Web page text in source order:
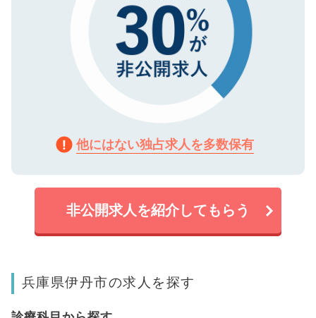
他にはない独占求人を多数保有
非公開求人を紹介してもらう
兵庫県伊丹市の求人を探す